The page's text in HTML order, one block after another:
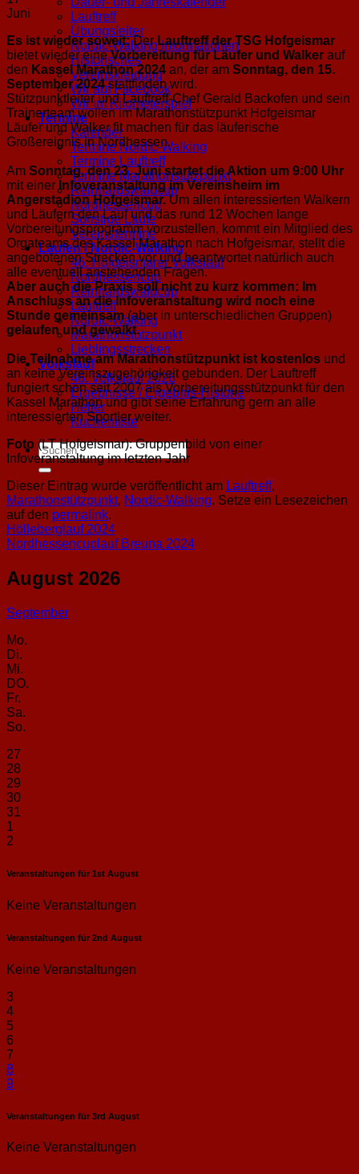
Lauftreff
Übungsleiter
Nordic-Walking Informationen
Historisches
Vereinskleidung
Wir auf Facebook
Wir im Kilometerspiel
Termine
Kalender
Termine Nordic-Walking
Termine Lauftreff
Termine Marathonstützpunkt
Reinhardswaldcup
Nordhessencup
Sonstige Läufe
Vereinstermine
Laufen / Nordic-Walking
46. Hofgeismarer Volkslauf
Nordhessencup
Reinhardswaldcup
Lauftreff
Nordic-Walking
Marathonstützpunkt
Lieblingsstrecken
Volkslauf
46. Volkslauf 2026
Ergebnisse / Ergebnis-Historie
Helfer
Kuchenliste
Juni
Es ist wieder soweit:DerLauftreff der TSG Hofgeismar
bietet wieder eineVorbereitung für Läufer und Walker auf
den Kassel Marathon 2024 an, der am Sonntag, den 15.
September 2024stattfinden wird.
Stützpunktleiter und Lauftreff-Chef Gerald Backofen und sein
Trainerteam wollen im Marathonstützpunkt Hofgeismar
Läufer und Walker fit machen für das läuferische
Großereignis in Nordhessen.
Am Sonntag, den 23. Juni startet die Aktion um 9:00 Uhr
mit einer Infoveranstaltung im Vereinsheim im
Angerstadion Hofgeismar.Um allen interessierten Walkern
und Läufern den Lauf und das rund 12 Wochen lange
Vorbereitungsprogramm vorzustellen, kommt ein Mitglied des
Orgateams des Kassel Marathon nach Hofgeismar, stellt die
angebotenen Strecken vor und beantwortet natürlich auch
alle eventuell anstehenden Fragen.
Aber auch die Praxis soll nicht zu kurz kommen: Im
Anschluss an die Infoveranstaltung wird noch eine
Stunde gemeinsam(aber in unterschiedlichen Gruppen)
gelaufen und gewalkt.
Die Teilnahme am Marathonstützpunkt ist kostenlos und
an keine Vereinszugehörigkeit gebunden. Der Lauftreff
fungiert schon seit 2007 als Vorbereitungsstützpunkt für den
Kassel Marathon und gibt seine Erfahrung gern an alle
interessierten Sportler weiter.
Foto (LT Hofgeismar): Gruppenbild von einer
Infoveranstaltung im letzten Jahr
Dieser Eintrag wurde veröffentlicht am Lauftreff,
Marathonstützpunkt, Nordic-Walking. Setze ein Lesezeichen
auf den permalink.
Hölleberglauf 2024
Nordhessencuplauf Breuna 2024
August 2026
September
Mo.
Di.
Mi.
DO.
Fr.
Sa.
So.
27
28
29
30
31
1
2
Veranstaltungen für 1st August
Keine Veranstaltungen
Veranstaltungen für 2nd August
Keine Veranstaltungen
3
4
5
6
7
8
9
Veranstaltungen für 3rd August
Keine Veranstaltungen